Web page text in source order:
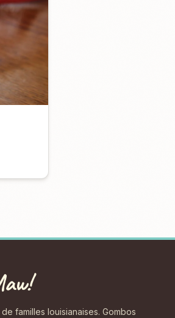
familles louisianaises. Gombos